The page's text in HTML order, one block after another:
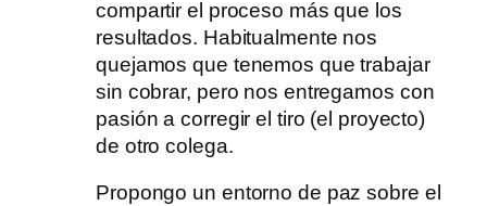
compartir el proceso más que los
resultados. Habitualmente nos
quejamos que tenemos que trabajar
sin cobrar, pero nos entregamos con
pasión a corregir el tiro (el proyecto)
de otro colega.
Propongo un entorno de paz sobre el